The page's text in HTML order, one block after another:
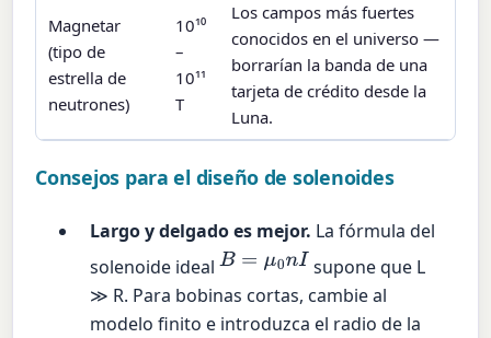
Magnetar
(tipo de
estrella de
neutrones)
10¹⁰
–
10¹¹
T
Los campos más fuertes
conocidos en el universo —
borrarían la banda de una
tarjeta de crédito desde la
Luna.
Consejos para el diseño de solenoides
Largo y delgado es mejor. La fórmula del
solenoide idealB= μ0 nI
supone que L
≫ R. Para bobinas cortas, cambie al
modelo finito e introduzca el radio de la